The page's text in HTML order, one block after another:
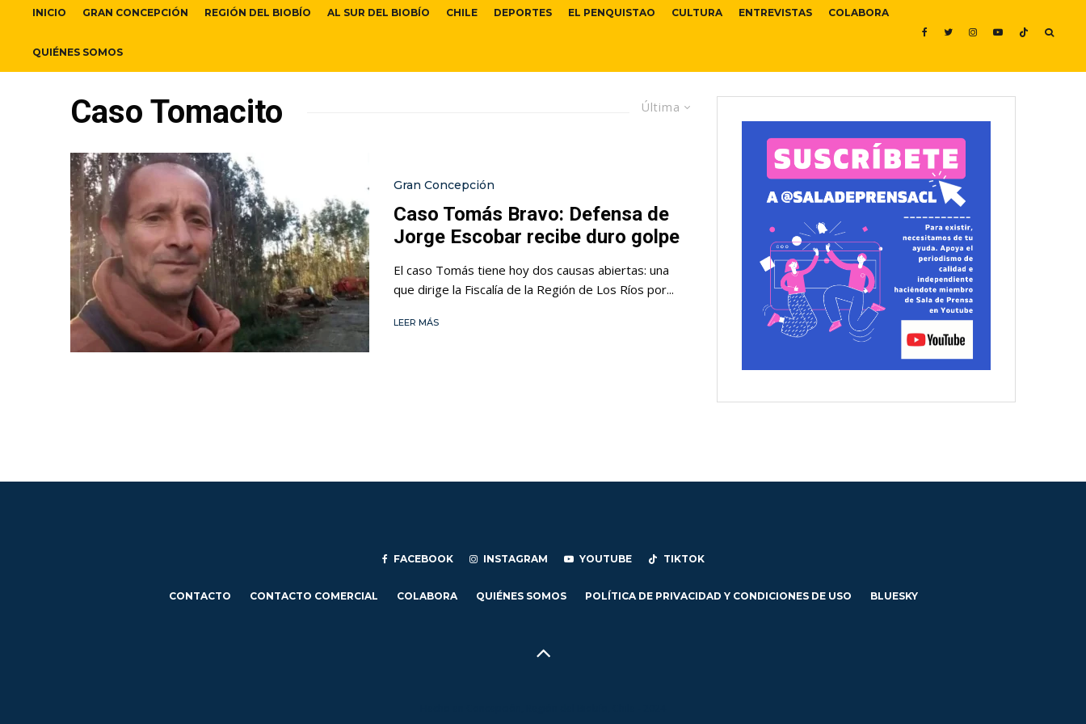
INICIO GRAN CONCEPCIÓN REGIÓN DEL BIOBÍO AL SUR DEL BIOBÍO CHILE DEPORTES EL PENQUISTAO CULTURA ENTREVISTAS COLABORA
QUIÉNES SOMOS
Última
Caso Tomacito
Gran Concepción
Caso Tomás Bravo: Defensa de
Jorge Escobar recibe duro golpe
El caso Tomás tiene hoy dos causas abiertas: una
que dirige la Fiscalía de la Región de Los Ríos por...
LEER MÁS
FACEBOOK INSTAGRAM YOUTUBE TIKTOK
CONTACTO CONTACTO COMERCIAL COLABORA QUIÉNES SOMOS POLÍTICA DE PRIVACIDAD Y CONDICIONES DE USO BLUESKY